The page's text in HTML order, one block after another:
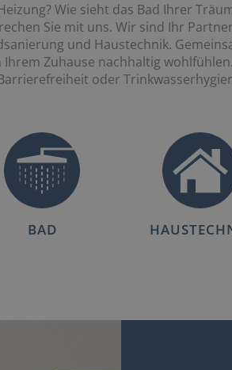
Wie sieht das Bad Ihrer
Sie mit uns. Wir sind Ihr
und Haustechnik.
Zuhause nachhaltig
oder
BAD